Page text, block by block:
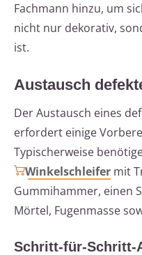
Fachmann hinzu, um
nicht nur dekorativ,
ist.
Austausch
Der Austausch eines
erfordert einige
Typischerweise
Winkelschleifer mit
Gummihammer, einen
Mörtel, Fugenmasse
Schritt-für-Schritt-